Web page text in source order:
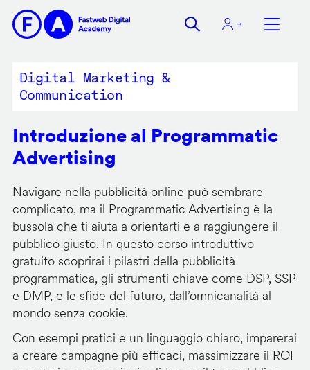
contenuto
Digital Marketing &
Communication
Introduzione al Programmatic
Advertising
Navigare nella pubblicità online può sembrare
complicato, ma il Programmatic Advertising è la
bussola che ti aiuta a orientarti e a raggiungere il
pubblico giusto. In questo corso introduttivo
gratuito scoprirai i pilastri della pubblicità
programmatica, gli strumenti chiave come DSP, SSP
e DMP, e le sfide del futuro, dall’omnicanalità al
mondo senza cookie.
Con esempi pratici e un linguaggio chiaro, imparerai
a creare campagne più efficaci, massimizzare il ROI